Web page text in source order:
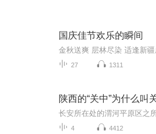
国庆佳节欢乐的瞬间
27 1311
陕西的“关中”为什么叫
4 4412